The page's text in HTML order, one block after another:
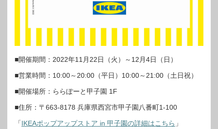
■開催期間：2022年11月22日（火）～12月4日（日）
■営業時間：10:00～20:00（平日）10:00～21:00（土日祝）
■開催場所：ららぽーと甲子園 1F
■住所：〒663-8178 兵庫県西宮市甲子園八番町1-100
「IKEAポップアップストア in 甲子園の詳細はこちら 」